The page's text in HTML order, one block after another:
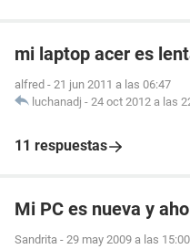
mi laptop acer es
alfred - 21 jun 2011 a las 06:47
luchanadj - 24 oct 2012 a las
11 respuestas
Mi PC es nueva y
Sandrita - 29 may 2009 a las 15:00